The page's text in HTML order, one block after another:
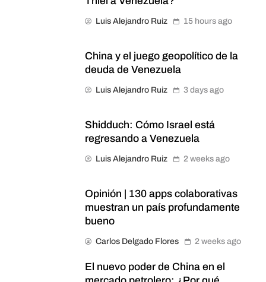
Luis Alejandro Ruiz 15 hours ago
China y el juego geopolítico de la
deuda de Venezuela
Luis Alejandro Ruiz 3 days ago
Shidduch: Cómo Israel está
regresando a Venezuela
Luis Alejandro Ruiz 2 weeks ago
Opinión | 130 apps colaborativas
muestran un país profundamente
bueno
Carlos Delgado Flores 2 weeks ago
El nuevo poder de China en el